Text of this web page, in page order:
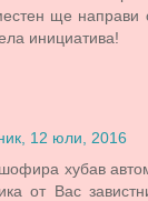
ще направи
инициатива!
12 юли, 2016
хубав
от Вас